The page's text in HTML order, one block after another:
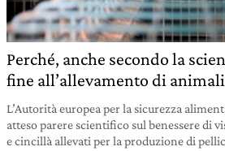
Perché, anche secondo la
fine all’allevamento di
L’Autorità europea per la sicurezza
atteso parere scientifico sul benessere di
e cincillà allevati per la produzione di